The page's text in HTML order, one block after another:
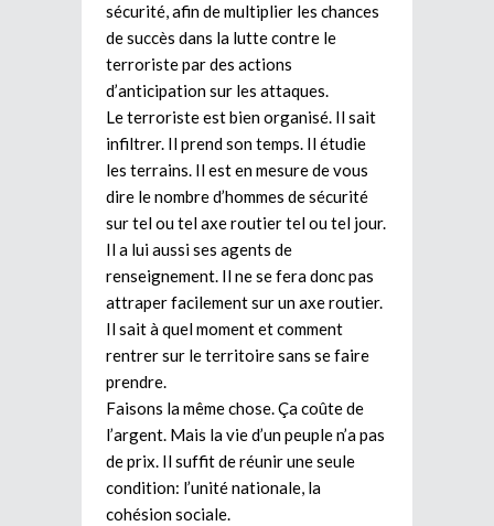
sécurité, afin de multiplier les chances
de succès dans la lutte contre le
terroriste par des actions
d’anticipation sur les attaques.
Le terroriste est bien organisé. Il sait
infiltrer. Il prend son temps. Il étudie
les terrains. Il est en mesure de vous
dire le nombre d’hommes de sécurité
sur tel ou tel axe routier tel ou tel jour.
Il a lui aussi ses agents de
renseignement. Il ne se fera donc pas
attraper facilement sur un axe routier.
Il sait à quel moment et comment
rentrer sur le territoire sans se faire
prendre.
Faisons la même chose. Ça coûte de
l’argent. Mais la vie d’un peuple n’a pas
de prix. Il suffit de réunir une seule
condition: l’unité nationale, la
cohésion sociale.